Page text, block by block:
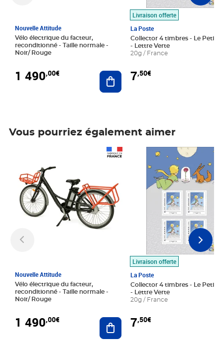
Nouvelle Attitude
Vélo électrique du facteur,
reconditionné - Taille normale -
Noir/ Rouge
1 490,00€ Ajouter au panier
Livraison offerte
La Poste
Collector 4 timbres - Le Petit
- Lettre Verte
20g / France
7,50€
Vous pourriez également aimer
Nouvelle Attitude
Vélo électrique du facteur,
reconditionné - Taille normale -
Noir/ Rouge
1 490,00€ Ajouter au panier
Livraison offerte
La Poste
Collector 4 timbres - Le Petit
- Lettre Verte
20g / France
7,50€
Prix 7,50€